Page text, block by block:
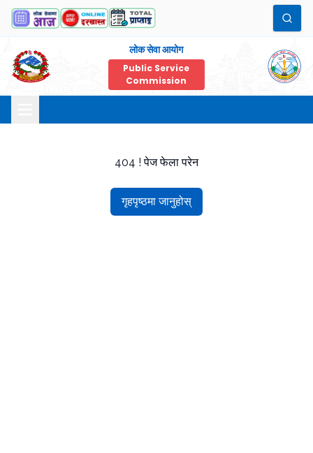
लोक सेवा आयोग
Public Service
Commission
404 ! पेज फेला परेन
गृहपृष्ठमा जानुहोस्